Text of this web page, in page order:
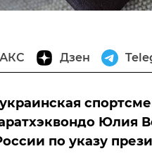
Дзен
Юлия
по указу